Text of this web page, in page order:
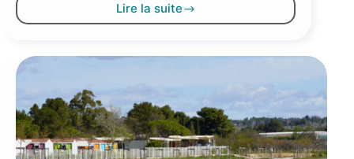
Lire la suite
Un
la
saison
estivale